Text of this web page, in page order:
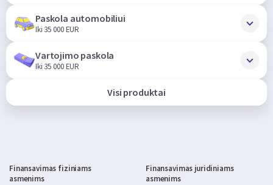
Paskola automobiliui
Iki 35 000 EUR
Vartojimo paskola
Iki 35 000 EUR
Visi produktai
Finansavimas fiziniams
asmenims
Finansavimas juridiniams
asmenims